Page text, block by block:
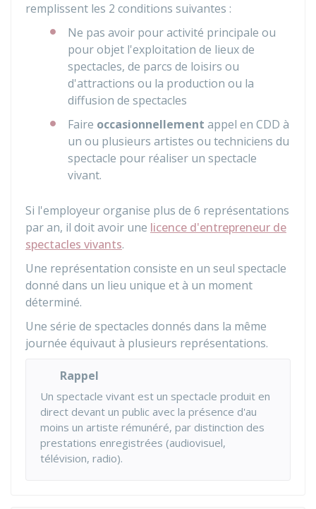
remplissent les 2 conditions suivantes :
Ne pas avoir pour activité principale ou
pour objet l'exploitation de lieux de
spectacles, de parcs de loisirs ou
d'attractions ou la production ou la
diffusion de spectacles
Faire occasionnellement appel en CDD à
un ou plusieurs artistes ou techniciens du
spectacle pour réaliser un spectacle
vivant.
Si l'employeur organise plus de 6 représentations
par an, il doit avoir une licence d'entrepreneur de
spectacles vivants.
Une représentation consiste en un seul spectacle
donné dans un lieu unique et à un moment
déterminé.
Une série de spectacles donnés dans la même
journée équivaut à plusieurs représentations.
Rappel
Un spectacle vivant est un spectacle produit en
direct devant un public avec la présence d'au
moins un artiste rémunéré, par distinction des
prestations enregistrées (audiovisuel,
télévision, radio).